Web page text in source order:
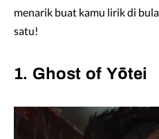
menarik buat kamu lirik di
satu!
1. Ghost of Yōtei